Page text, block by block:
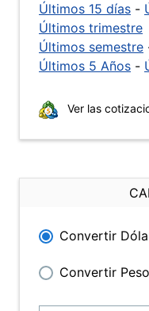
Últimos 15 días -
Últimos trimestre
Últimos semestre
Últimos 5 Años -
Ver las
Convertir
Convertir